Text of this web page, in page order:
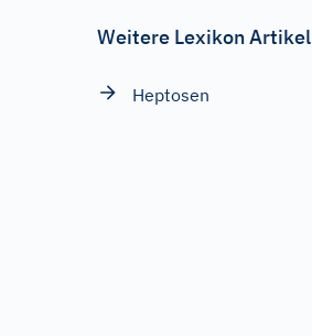
Weitere Lexikon Artikel
Heptosen